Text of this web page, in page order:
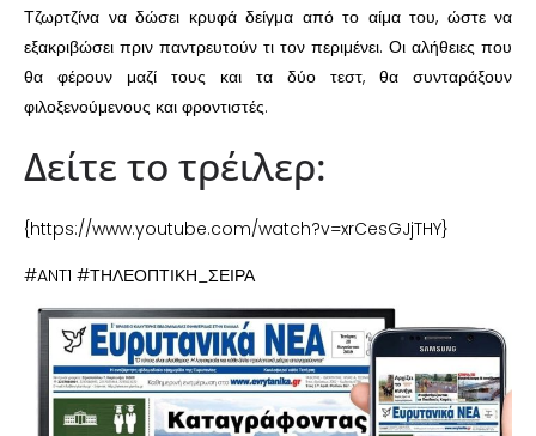
Τζωρτζίνα να δώσει κρυφά δείγμα από το αίμα του, ώστε να
εξακριβώσει πριν παντρευτούν τι τον περιμένει. Οι αλήθειες που
θα φέρουν μαζί τους και τα δύο τεστ, θα συνταράξουν
φιλοξενούμενους και φροντιστές.
Δείτε το τρέιλερ:
{https://www.youtube.com/watch?v=xrCesGJjTHY}
#ANT1 #ΤΗΛΕΟΠΤΙΚΗ_ΣΕΙΡΑ